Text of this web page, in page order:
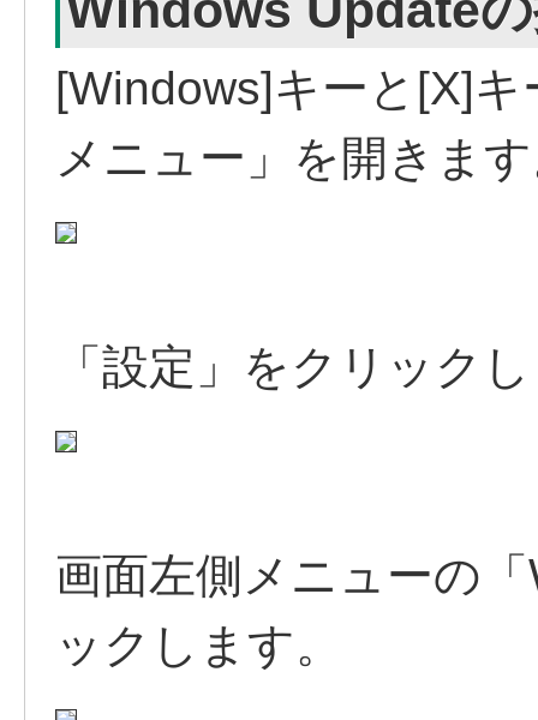
[Windows]キーと[X]
メニュー」を開きま
「設定」をクリック
画面左側メニューの
ックします。